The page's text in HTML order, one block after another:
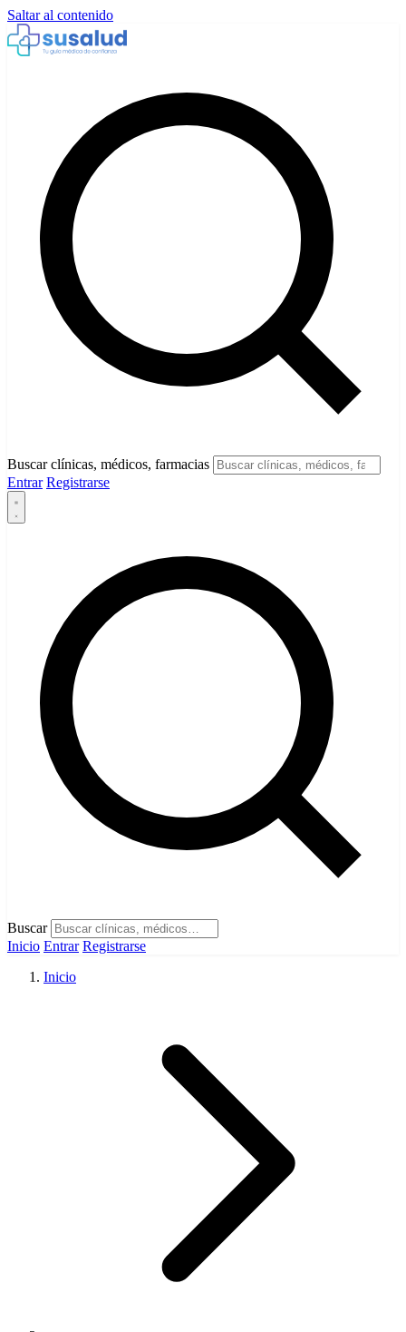
Saltar al contenido
Buscar clínicas, médicos, farmacias
Entrar Registrarse
Buscar
Inicio Entrar Registrarse
Inicio